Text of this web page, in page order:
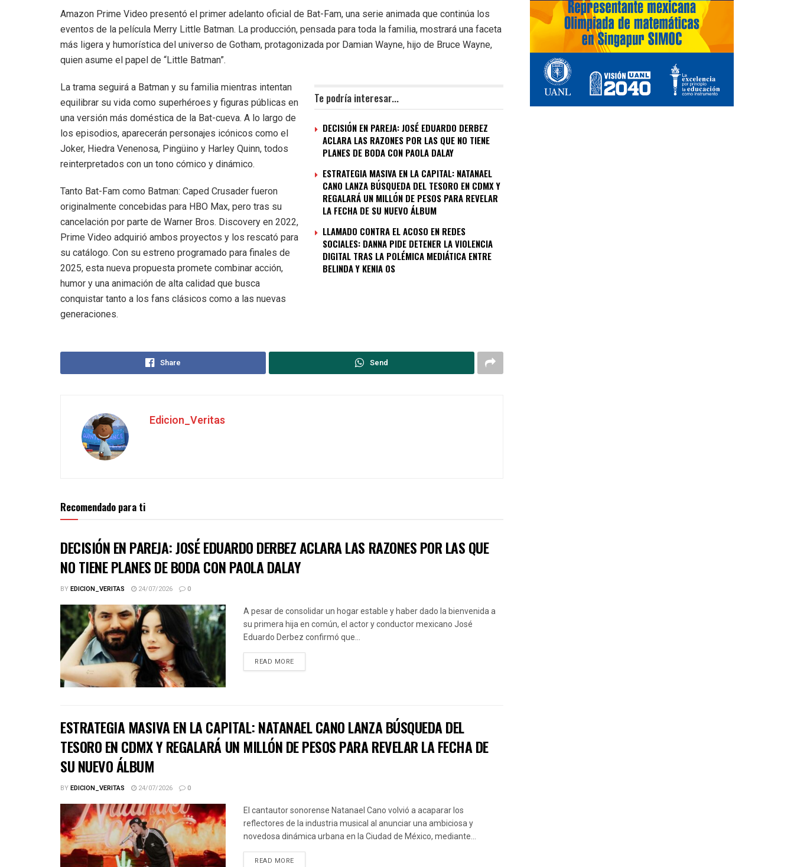
Amazon Prime Video presentó el primer adelanto oficial de Bat-Fam, una serie animada que continúa los
eventos de la película Merry Little Batman. La producción, pensada para toda la familia, mostrará una faceta
más ligera y humorística del universo de Gotham, protagonizada por Damian Wayne, hijo de Bruce Wayne,
quien asume el papel de “Little Batman”.
Te podría interesar...
DECISIÓN EN PAREJA: JOSÉ EDUARDO DERBEZ
ACLARA LAS RAZONES POR LAS QUE NO TIENE
PLANES DE BODA CON PAOLA DALAY
ESTRATEGIA MASIVA EN LA CAPITAL: NATANAEL
CANO LANZA BÚSQUEDA DEL TESORO EN CDMX Y
REGALARÁ UN MILLÓN DE PESOS PARA REVELAR
LA FECHA DE SU NUEVO ÁLBUM
LLAMADO CONTRA EL ACOSO EN REDES
SOCIALES: DANNA PIDE DETENER LA VIOLENCIA
DIGITAL TRAS LA POLÉMICA MEDIÁTICA ENTRE
BELINDA Y KENIA OS
La trama seguirá a Batman y su familia mientras intentan
equilibrar su vida como superhéroes y figuras públicas en
una versión más doméstica de la Bat-cueva. A lo largo de
los episodios, aparecerán personajes icónicos como el
Joker, Hiedra Venenosa, Pingüino y Harley Quinn, todos
reinterpretados con un tono cómico y dinámico.
Tanto Bat-Fam como Batman: Caped Crusader fueron
originalmente concebidas para HBO Max, pero tras su
cancelación por parte de Warner Bros. Discovery en 2022,
Prime Video adquirió ambos proyectos y los rescató para
su catálogo. Con su estreno programado para finales de
2025, esta nueva propuesta promete combinar acción,
humor y una animación de alta calidad que busca
conquistar tanto a los fans clásicos como a las nuevas
generaciones.
Share Send
Edicion_Veritas
Recomendado para ti
DECISIÓN EN PAREJA: JOSÉ EDUARDO DERBEZ ACLARA LAS RAZONES POR LAS QUE
NO TIENE PLANES DE BODA CON PAOLA DALAY
BYEDICION_VERITAS 24/07/2026 0
A pesar de consolidar un hogar estable y haber dado la bienvenida a
su primera hija en común, el actor y conductor mexicano José
Eduardo Derbez confirmó que...
READ MORE
ESTRATEGIA MASIVA EN LA CAPITAL: NATANAEL CANO LANZA BÚSQUEDA DEL
TESORO EN CDMX Y REGALARÁ UN MILLÓN DE PESOS PARA REVELAR LA FECHA DE
SU NUEVO ÁLBUM
BYEDICION_VERITAS 24/07/2026 0
El cantautor sonorense Natanael Cano volvió a acaparar los
reflectores de la industria musical al anunciar una ambiciosa y
novedosa dinámica urbana en la Ciudad de México, mediante...
READ MORE